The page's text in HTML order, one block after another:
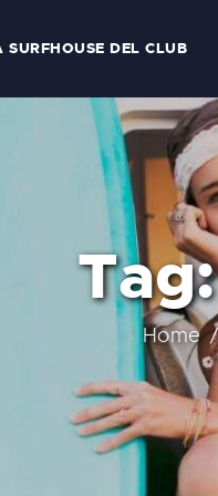
SURFHOUSE DEL CLUB
Home